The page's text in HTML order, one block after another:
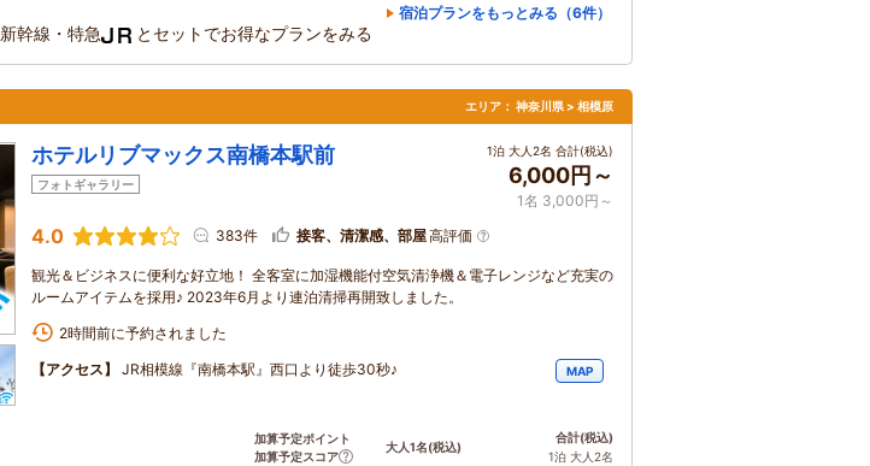
宿泊プランをもっとみる（6件）
新幹線・特急 とセットでお得なプランをみる
エリア： 神奈川県 > 相模原
ホテルリブマックス南橋本駅前
フォトギャラリー
1泊 大人2名 合計(税込)
6,000円～
1名 3,000円～
4.0 383件 接客、清潔感、部屋高評価
観光＆ビジネスに便利な好立地！ 全客室に加湿機能付空気清浄機＆電子レンジなど充実の
ルームアイテムを採用♪ 2023年6月より連泊清掃再開致しました。
2時間前に予約されました
【アクセス】
JR相模線『南橋本駅』西口より徒歩30秒♪ MAP
加算予定ポイント
加算予定スコア
大人1名(税込)
合計(税込)
1泊 大人2名